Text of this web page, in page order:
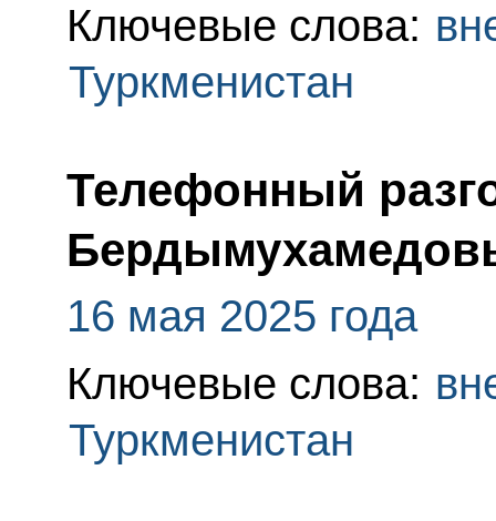
Ключевые слова:
Туркменистан
Телефонный
16 мая 2025 года
Ключевые слова:
Туркменистан